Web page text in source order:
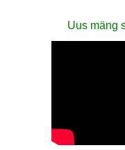
Uus mäng